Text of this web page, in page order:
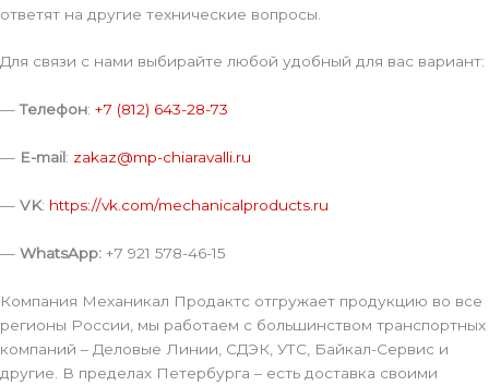
ответят на другие технические вопросы.
Для связи с нами выбирайте любой удобный для вас вариант:
—Телефон: +7 (812) 643-28-73
— E-mail: zakaz@mp-chiaravalli.ru
— VK: https://vk.com/mechanicalproducts.ru
— WhatsApp: +7 921 578-46-15
Компания Механикал Продактс отгружает продукцию во все
регионы России, мы работаем с большинством транспортных
компаний – Деловые Линии, СДЭК, УТС, Байкал-Сервис и
другие. В пределах Петербурга – есть доставка своими